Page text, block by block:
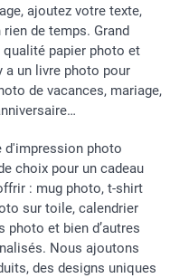
ajoutez votre texte,
de temps. Grand
papier photo et
a un livre photo pour
de vacances, mariage,
d'impression photo
choix pour un cadeau
: mug photo, t-shirt
sur toile, calendrier
photo et bien d’autres
Nous ajoutons
des designs uniques